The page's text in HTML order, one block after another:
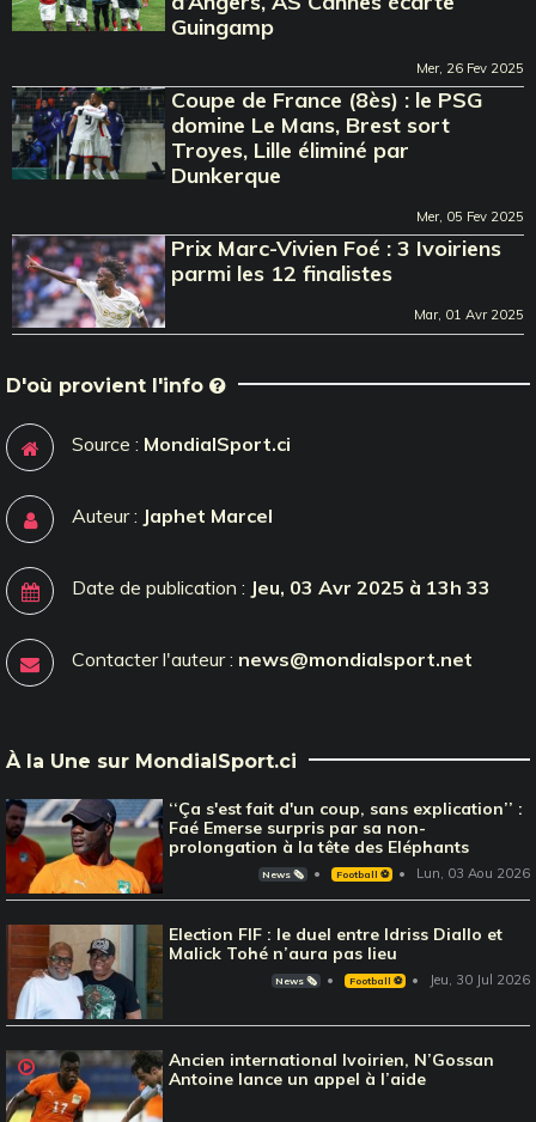
Guingamp
Mer, 26 Fev 2025
Coupe de France (8ès) : le PSG
domine Le Mans, Brest sort
Troyes, Lille éliminé par
Dunkerque
Mer, 05 Fev 2025
Prix Marc-Vivien Foé : 3 Ivoiriens
parmi les 12 finalistes
Mar, 01 Avr 2025
D'où provient l'info
Source : MondialSport.ci
Auteur : Japhet Marcel
Date de publication : Jeu, 03 Avr 2025 à 13h 33
Contacter l'auteur : news@mondialsport.net
À la Une sur MondialSport.ci
‘‘Ça s'est fait d'un coup, sans explication’’ :
Faé Emerse surpris par sa non-
prolongation à la tête des Eléphants
News 🗞️ Football ⚽️ Lun, 03 Aou 2026
Election FIF : le duel entre Idriss Diallo et
Malick Tohé n’aura pas lieu
News 🗞️ Football ⚽️ Jeu, 30 Jul 2026
Ancien international Ivoirien, N’Gossan
Antoine lance un appel à l’aide